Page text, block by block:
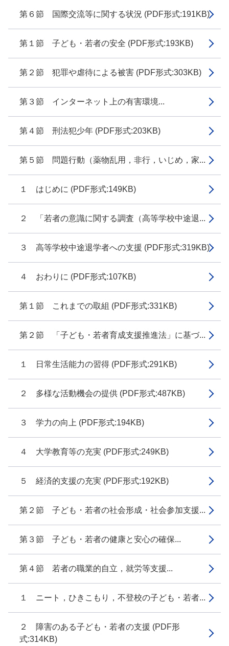
第６節 国際交流等に関する状況 (PDF形式:191KB)
第１節 子ども・若者の安全 (PDF形式:193KB)
第２節 犯罪や虐待による被害 (PDF形式:303KB)
第３節 インターネット上の有害環境...
第４節 刑法犯少年 (PDF形式:203KB)
第５節 問題行動（薬物乱用，非行，いじめ，家...
１ はじめに (PDF形式:149KB)
２ 「若者の意識に関する調査（高等学校中途退...
３ 高等学校中途退学者への支援 (PDF形式:319KB)
４ おわりに (PDF形式:107KB)
第１節 これまでの取組 (PDF形式:331KB)
第２節 「子ども・若者育成支援推進法」に基づ...
１ 日常生活能力の習得 (PDF形式:291KB)
２ 多様な活動機会の提供 (PDF形式:487KB)
３ 学力の向上 (PDF形式:194KB)
４ 大学教育等の充実 (PDF形式:249KB)
５ 経済的支援の充実 (PDF形式:192KB)
第２節 子ども・若者の社会形成・社会参加支援...
第３節 子ども・若者の健康と安心の確保...
第４節 若者の職業的自立，就労等支援...
１ ニート，ひきこもり，不登校の子ども・若者...
２ 障害のある子ども・若者の支援 (PDF形
式:314KB)